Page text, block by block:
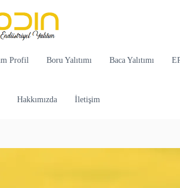
Profil Boru Yalıtımı Baca Yalıtımı
Hakkımızda İletişim